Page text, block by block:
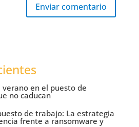
Enviar comentario
verano en el puesto de
no caducan
de trabajo: La estrategia
frente a ransomware y